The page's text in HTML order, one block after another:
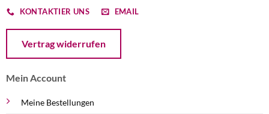
KONTAKTIER UNS EMAIL
Vertrag widerrufen
Mein Account
Meine Bestellungen